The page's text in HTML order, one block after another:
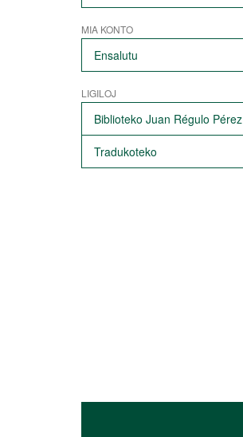
MIA KONTO
Ensalutu
LIGILOJ
Biblioteko Juan Régulo Pérez
Tradukoteko